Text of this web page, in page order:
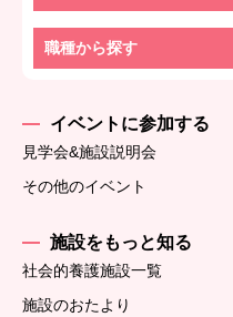
職種から探す
イベントに参加する
見学会&施設説明会
その他のイベント
施設をもっと知る
社会的養護施設一覧
施設のおたより